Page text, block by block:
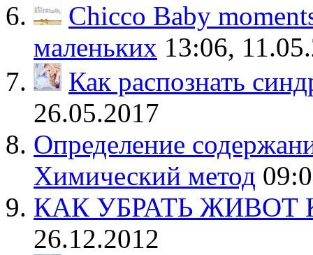
Chicco Baby
маленьких 13:06,
Как распознать
26.05.2017
Определение
Химический метод
КАК УБРАТЬ ЖИВОТ
26.12.2012